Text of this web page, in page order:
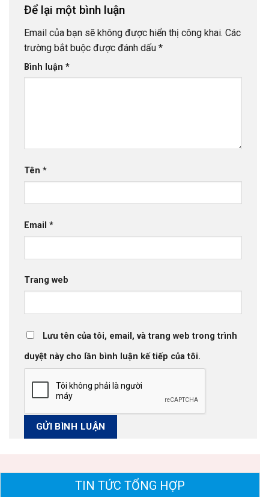
Để lại một bình luận
Email của bạn sẽ không được hiển thị công khai. Các
trường bắt buộc được đánh dấu *
Bình luận *
Tên *
Email *
Trang web
Lưu tên của tôi, email, và trang web trong trình
duyệt này cho lần bình luận kế tiếp của tôi.
TIN TỨC TỔNG HỢP